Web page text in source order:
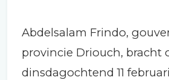
Abdelsalam Frindo,
provincie Driouch, bracht
dinsdagochtend 11